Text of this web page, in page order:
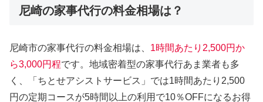
尼崎の家事代行の料金相場は？
尼崎市の家事代行の料金相場は、 1時間あたり2,500円か
ら3,000円程です。地域密着型の家事代行あま業者も多
く、「ちとせアシストサービス」では1時間あたり2,500
円の定期コースが5時間以上の利用で10％OFFになるお得